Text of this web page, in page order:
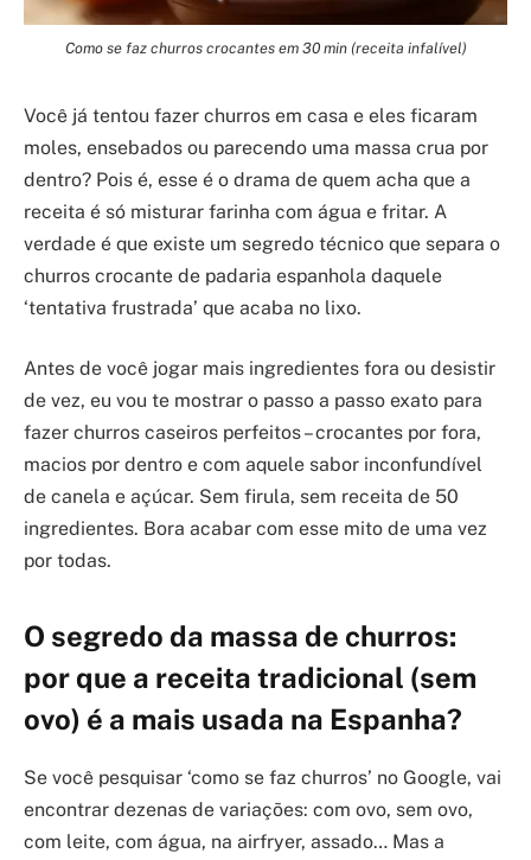
Como se faz churros crocantes em 30 min (receita infalível)
Você já tentou fazer churros em casa e eles ficaram
moles, ensebados ou parecendo uma massa crua por
dentro? Pois é, esse é o drama de quem acha que a
receita é só misturar farinha com água e fritar. A
verdade é que existe um segredo técnico que separa o
churros crocante de padaria espanhola daquele
‘tentativa frustrada’ que acaba no lixo.
Antes de você jogar mais ingredientes fora ou desistir
de vez, eu vou te mostrar o passo a passo exato para
fazer churros caseiros perfeitos – crocantes por fora,
macios por dentro e com aquele sabor inconfundível
de canela e açúcar. Sem firula, sem receita de 50
ingredientes. Bora acabar com esse mito de uma vez
por todas.
O segredo da massa de churros:
por que a receita tradicional (sem
ovo) é a mais usada na Espanha?
Se você pesquisar ‘como se faz churros’ no Google, vai
encontrar dezenas de variações: com ovo, sem ovo,
com leite, com água, na airfryer, assado… Mas a